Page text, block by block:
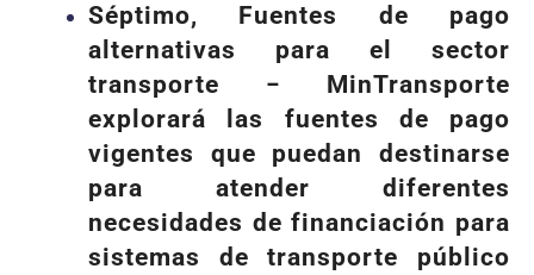
Séptimo, Fuentes de pago
alternativas para el sector
transporte − MinTransporte
explorará las fuentes de pago
vigentes que puedan destinarse
para atender diferentes
necesidades de financiación para
sistemas de transporte público